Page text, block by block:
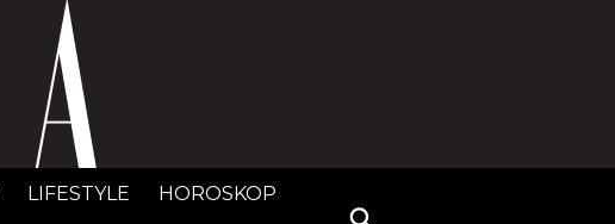
LIFESTYLE HOROSKOP
Search